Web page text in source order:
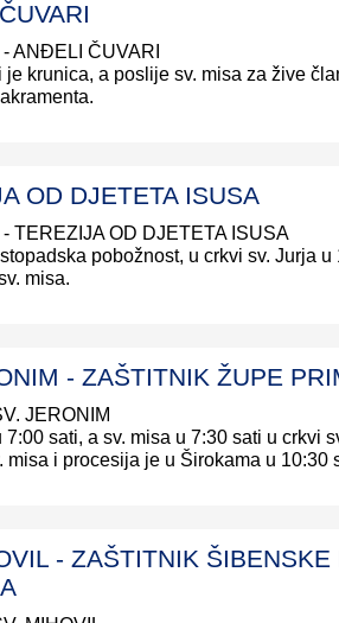
ANĐELI ČUVARI
je krunica, a poslije sv. misa za žive
OD DJETETA ISUSA
TEREZIJA OD DJETETA ISUSA
pobožnost, u crkvi sv. Jurja
misa.
- ZAŠTITNIK ŽUPE
JERONIM
7:00 sati, a sv. misa u 7:30 sati u crkvi
misa i procesija je u Širokama u 10:30
- ZAŠTITNIK